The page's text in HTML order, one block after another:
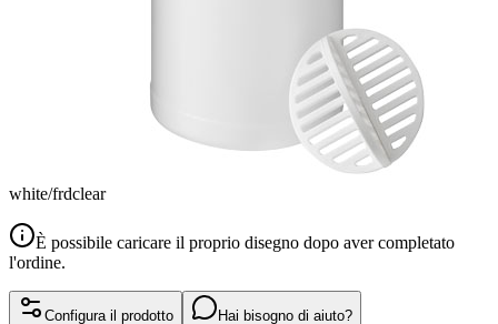
white/frdclear
È possibile caricare il proprio disegno dopo aver completato
l'ordine.
Configura il prodotto Hai bisogno di aiuto?